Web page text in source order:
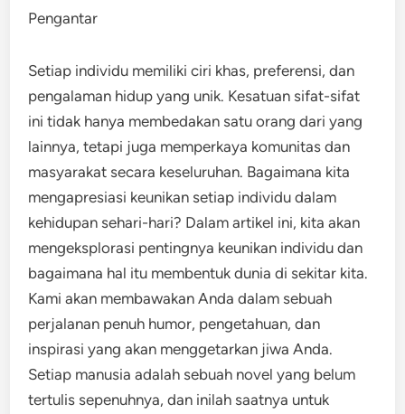
Pengantar
Setiap individu memiliki ciri khas, preferensi, dan
pengalaman hidup yang unik. Kesatuan sifat-sifat
ini tidak hanya membedakan satu orang dari yang
lainnya, tetapi juga memperkaya komunitas dan
masyarakat secara keseluruhan. Bagaimana kita
mengapresiasi keunikan setiap individu dalam
kehidupan sehari-hari? Dalam artikel ini, kita akan
mengeksplorasi pentingnya keunikan individu dan
bagaimana hal itu membentuk dunia di sekitar kita.
Kami akan membawakan Anda dalam sebuah
perjalanan penuh humor, pengetahuan, dan
inspirasi yang akan menggetarkan jiwa Anda.
Setiap manusia adalah sebuah novel yang belum
tertulis sepenuhnya, dan inilah saatnya untuk